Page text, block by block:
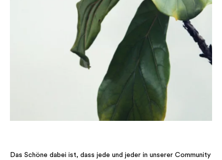
Das Schöne dabei ist, dass jede und jeder in unserer Community